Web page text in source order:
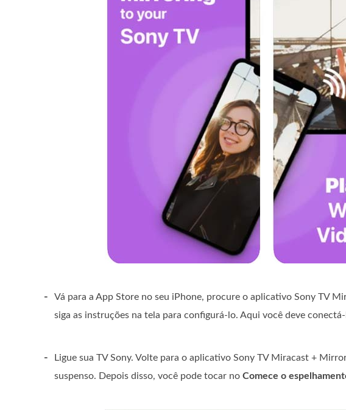
-
Vá para a App Store no seu iPhone, procure o aplicativo Sony TV
siga as instruções na tela para configurá-lo. Aqui você deve
-
Ligue sua TV Sony. Volte para o aplicativo Sony TV Miracast +
suspenso. Depois disso, você pode tocar no Comece o